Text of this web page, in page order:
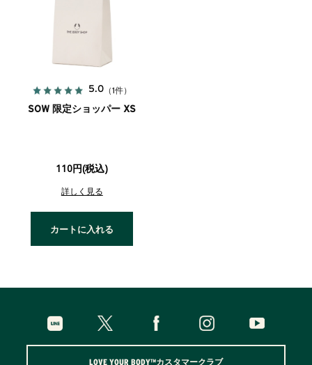
5.0（1件）
SOW 限定ショッパー XS
110円(税込)
詳しく見る
カートに入れる
LOVE YOUR BODY™カスタマークラブ